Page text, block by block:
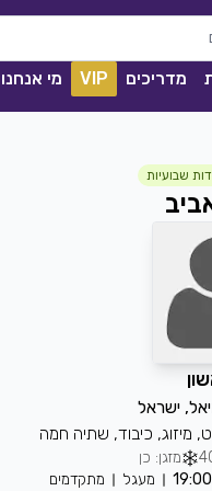
מדריכים VIP מי אנחנו
לחייך
זיו|
2013
שבועיות
ישראל
מיזוג, כיבוד, שתיה חמה
מזגן: כן
מעגל
מתקדמים